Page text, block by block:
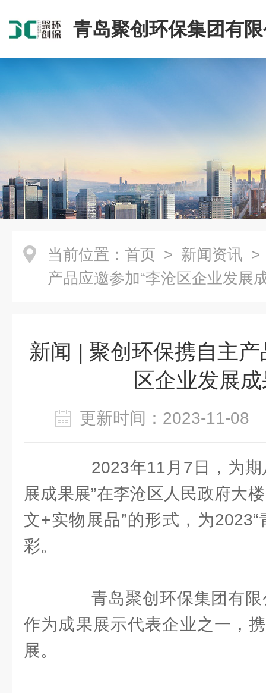
青岛聚创环保集团有
当前位置： 首页 > 新闻资讯 >
产品应邀参加“李沧区企业发展
新闻 | 聚创环保携自主产
区企业发展成
更新时间：2023-11-
2023年11月7日，为期
展成果展”在李沧区人民政府大
文+实物展品”的形式，为
彩。
青岛聚创环保集团有限
作为成果展示代表企业之一，
展。